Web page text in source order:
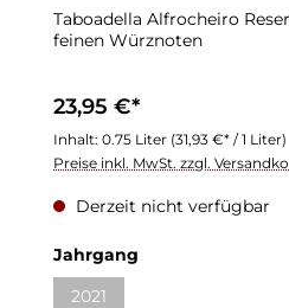
Taboadella Alfrocheiro
feinen Würznoten
23,95 €*
Inhalt: 0.75 Liter (31,93 €* / 1 Liter)
Preise inkl. MwSt. zzgl.
Derzeit nicht verfügbar
Jahrgang
2021